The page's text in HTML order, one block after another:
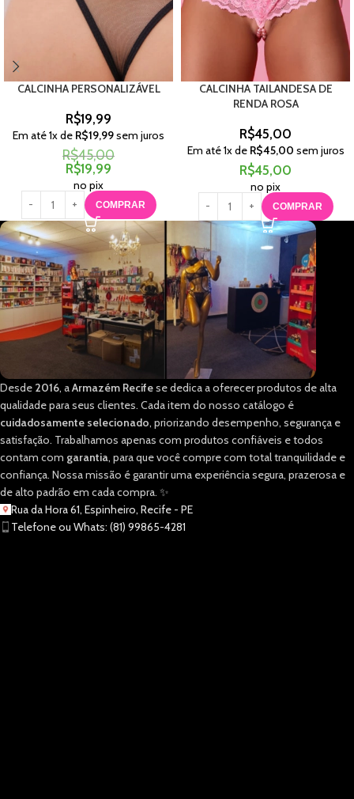
CALCINHA PERSONALIZÁVEL
R$19,99
Em até1x de R$19,99sem juros
R$45,00
R$19,99
no pix
COMPRAR
CALCINHA TAILANDESA DE
RENDA ROSA
R$45,00
Em até1x de R$45,00 sem juros
R$45,00
no pix
COMPRAR
Desde 2016, aArmazém Recifese dedica a oferecer produtos de alta
qualidade para seus clientes. Cada item do nosso catálogo é
cuidadosamente selecionado, priorizando desempenho, segurança e
satisfação. Trabalhamos apenas com produtos confiáveis e todos
contam com garantia, para que você compre com total tranquilidade e
confiança. Nossa missão é garantir uma experiência segura, prazerosa e
de alto padrão em cada compra. ✨
Rua da Hora 61, Espinheiro, Recife - PE
Telefone ou Whats: (81) 99865-4281